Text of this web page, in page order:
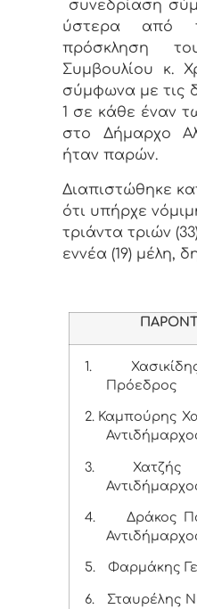
συνεδρίαση
ύστερα από
πρόσκληση
Συμβουλίου κ.
σύμφωνα με τις
1 σε κάθε έναν
στο Δήμαρχο
ήταν παρών.
Διαπιστώθηκε
ότι υπήρχε
τριάντα τριών
εννέα (19) μέλη,
1.
Πρόεδρος
2. Καμπούρης
3.
4.
Δράκος
5. Φαρμάκης
6. Σταυρέλης